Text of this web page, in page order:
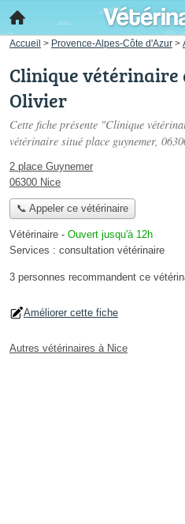
Accueil > Provence-Alpes-Côte d'Azur >
Clinique vétérinaire
Olivier
Cette fiche présente "Clinique
vétérinaire situé place guynemer,
2 place Guynemer
06300 Nice
📞 Appeler ce vétérinaire
Vétérinaire - Ouvert jusqu'à 12h
Services : consultation vétérinaire
3 personnes recommandent ce
Améliorer cette fiche
Autres vétérinaires à Nice